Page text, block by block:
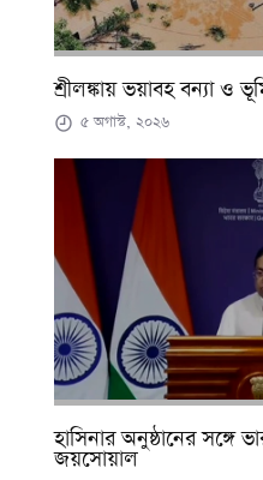
শ্রীলঙ্কায় ভয়াবহ বন্যা ও
৫ অগাস্ট, ২০২৬
হাসিনার অনুষ্ঠানের সঙ্গে
জয়সোয়াল